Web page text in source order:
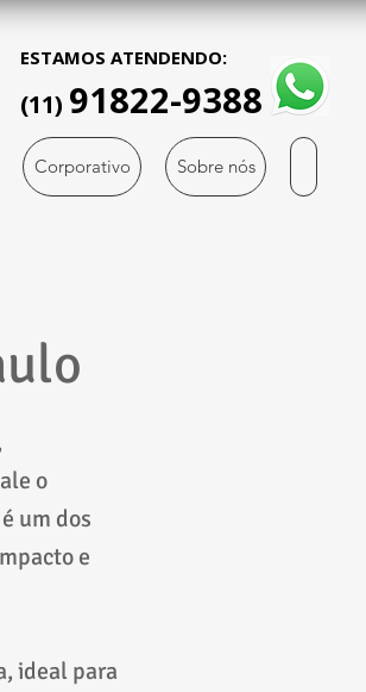
ESTAMOS ATENDENDO:
(11) 91822-9388
Corporativo Sobre nós
o
um dos
e
ideal para